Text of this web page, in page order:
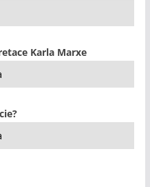
Karla Marxe